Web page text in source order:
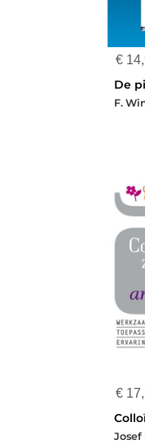
€
De
F.
€
Josef